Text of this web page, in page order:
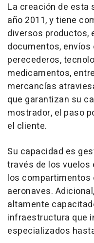
La creación de esta
año 2011, y tiene
diversos productos,
documentos,
perecederos,
medicamentos,
mercancías
que garantizan su
mostrador, el paso
el cliente.
Su capacidad es
través de los vuelos
los compartimentos
aeronaves.
altamente
infraestructura que
especializados